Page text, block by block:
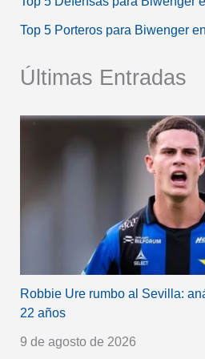
Top 5 Porteros para Biwenger
Últimas Entradas
Robbie Ure rumbo al Sevilla:
22 años
9 de agosto de 2026